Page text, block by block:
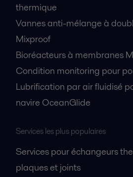
thermique
Vannes anti-mélange à
Mixproof
Bioréacteurs à membranes
Condition monitoring pour
Lubrification par air fluidisé
navire OceanGlide
Services les plus populaires
Services pour échangeurs
plaques et joints